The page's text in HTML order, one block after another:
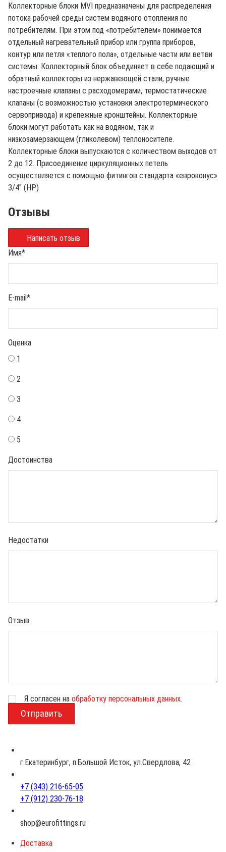
Коллекторные блоки MVI предназначены для распределения
потока рабочей среды систем водяного отопления по
потребителям. При этом под «потребителем» понимается
отдельный нагревательный прибор или группа приборов,
контур или петля «теплого пола», отдельные части или ветви
системы. Коллекторный блок объединяет в себе подающий и
обратный коллекторы из нержавеющей стали, ручные
настроечные клапаны c расходомерами, термостатические
клапаны (с возможностью установки электротермического
сервопривода) и крепежные кронштейны. Коллекторные
блоки могут работать как на водяном, так и
низкозамерзающем (гликолевом) теплоносителе.
Коллекторные блоки выпускаются с количеством выходов от
2 до 12. Присоединение циркуляционных петель
осуществляется с помощью фитингов стандарта «евроконус»
3/4" (НР)
Отзывы
Написать отзыв
Имя*
E-mail*
Оценка
1
2
3
4
5
Достоинства
Недостатки
Отзыв
з
Я согласен на обработку персональных данных.
г.Екатеринбург, п.Большой Исток, ул.Свердлова, 42
+7 (343) 216-65-05
+7 (912) 230-76-18
shop@eurofittings.ru
Доставка